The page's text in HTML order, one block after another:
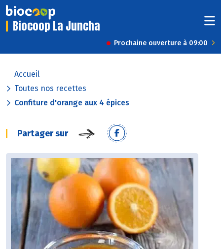
Biocoop La Juncha
Prochaine ouverture à 09:00
Accueil
Toutes nos recettes
Confiture d'orange aux 4 épices
Partager sur